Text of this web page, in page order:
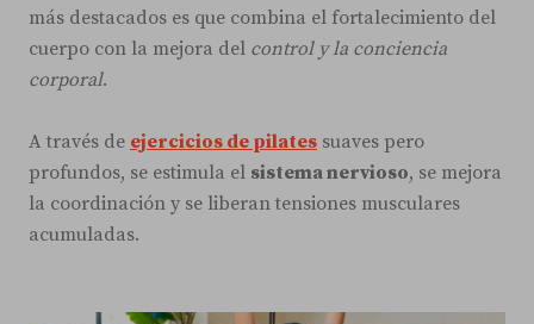
más destacados es que combina el fortalecimiento del
cuerpo con la mejora del control y la conciencia
corporal.
A través de ejercicios de pilates suaves pero
profundos, se estimula el sistema nervioso, se mejora
la coordinación y se liberan tensiones musculares
acumuladas.